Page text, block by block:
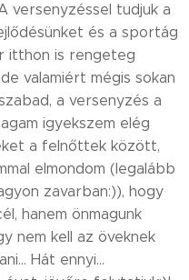
versenyzéssel tudjuk a
és a sportág
itthon is rengeteg
valamiért mégis sokan
a versenyzés a
igyekszem elég
a felnőttek között,
elmondom (legalább
zavarban:)), hogy
hanem önmagunk
nem kell az öveknek
Hát ennyi...